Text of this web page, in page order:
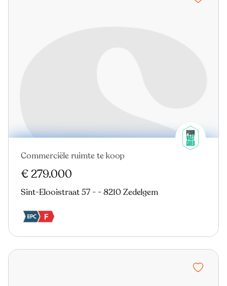
Commerciële ruimte te koop
€ 279.000
Sint-Elooistraat 57 - - 8210 Zedelgem